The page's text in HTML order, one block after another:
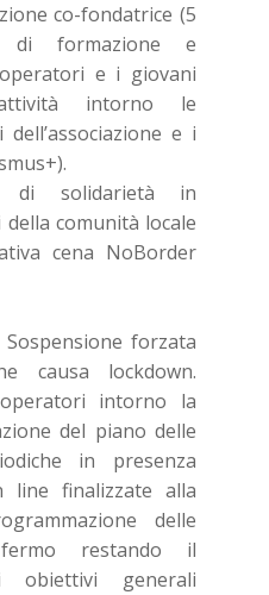
co-fondatrice (5
di formazione e
e i giovani
intorno le
e i
di solidarietà in
comunità locale
cena NoBorder
Sospensione forzata
causa lockdown.
intorno la
del piano delle
in presenza
line finalizzate alla
delle
restando il
obiettivi generali